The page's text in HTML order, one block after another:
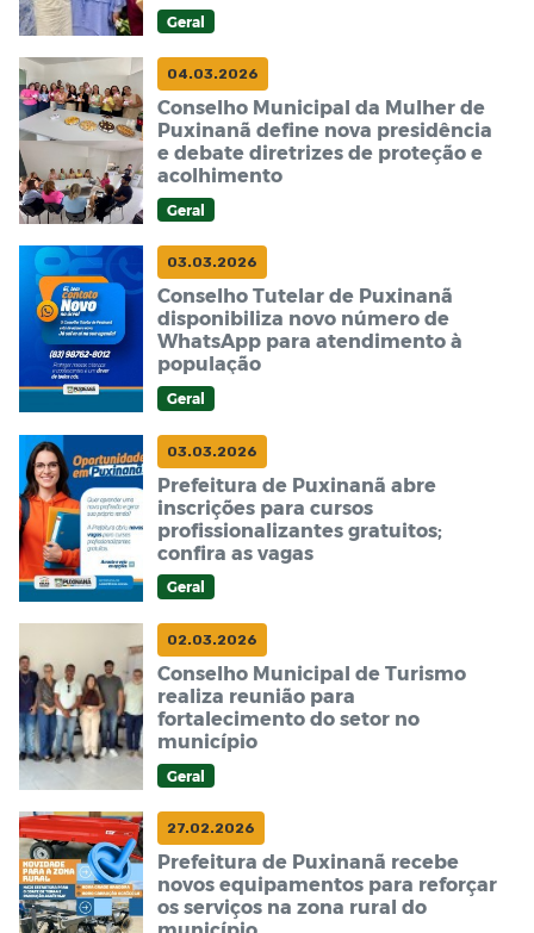
Geral
04.03.2026
Conselho Municipal da Mulher de
Puxinanã define nova presidência
e debate diretrizes de proteção e
acolhimento
Geral
03.03.2026
Conselho Tutelar de Puxinanã
disponibiliza novo número de
WhatsApp para atendimento à
população
Geral
03.03.2026
Prefeitura de Puxinanã abre
inscrições para cursos
profissionalizantes gratuitos;
confira as vagas
Geral
02.03.2026
Conselho Municipal de Turismo
realiza reunião para
fortalecimento do setor no
município
Geral
27.02.2026
Prefeitura de Puxinanã recebe
novos equipamentos para reforçar
os serviços na zona rural do